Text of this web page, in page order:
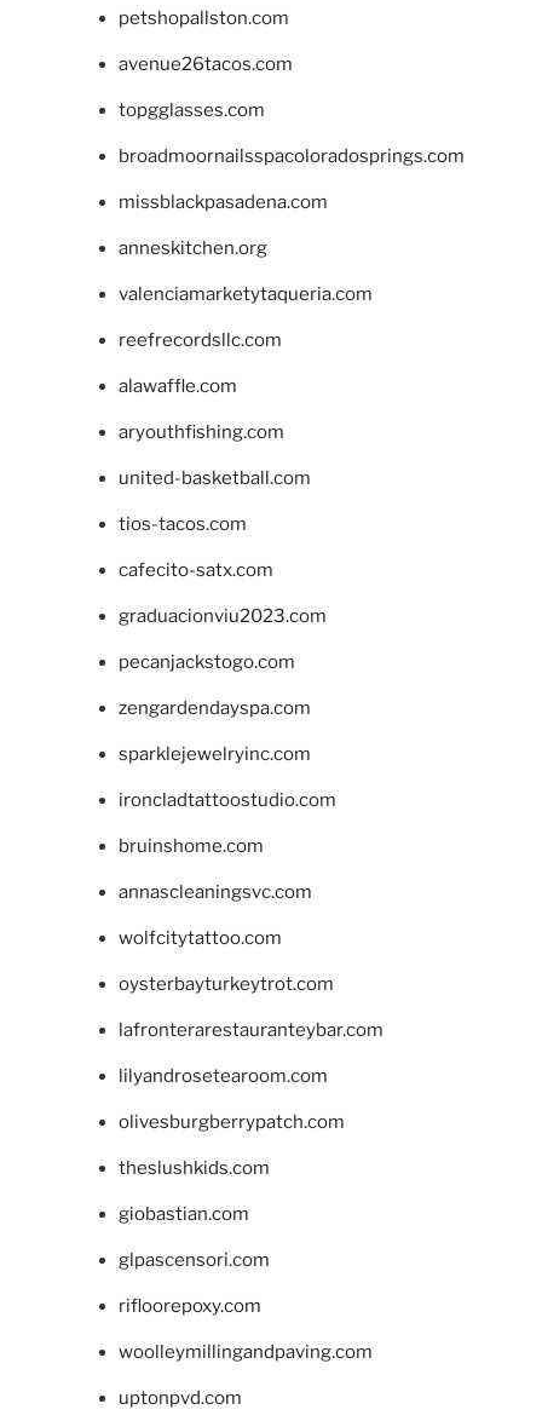
petshopallston.com
avenue26tacos.com
topgglasses.com
broadmoornailsspacoloradosprings.com
missblackpasadena.com
anneskitchen.org
valenciamarketytaqueria.com
reefrecordsllc.com
alawaffle.com
aryouthfishing.com
united-basketball.com
tios-tacos.com
cafecito-satx.com
graduacionviu2023.com
pecanjackstogo.com
zengardendayspa.com
sparklejewelryinc.com
ironcladtattoostudio.com
bruinshome.com
annascleaningsvc.com
wolfcitytattoo.com
oysterbayturkeytrot.com
lafronterarestauranteybar.com
lilyandrosetearoom.com
olivesburgberrypatch.com
theslushkids.com
giobastian.com
glpascensori.com
rifloorepoxy.com
woolleymillingandpaving.com
uptonpvd.com